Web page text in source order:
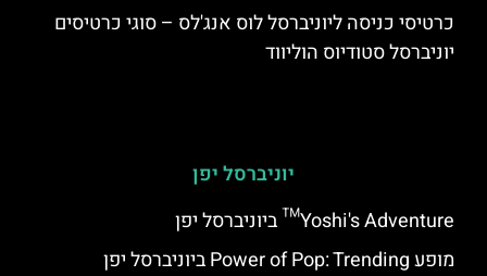
כרטיסי כניסה ליוניברסל לוס אנג'לס – סוגי כרטיסים
יוניברסל סטודיוס הוליווד
יוניברסל יפן
Yoshi's Adventure™ ביוניברסל יפן
מופע Power of Pop: Trending ביוניברסל יפן